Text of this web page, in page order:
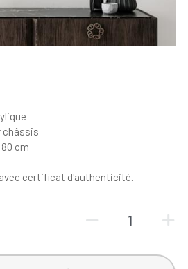
châssis
cm
certificat d'authenticité.